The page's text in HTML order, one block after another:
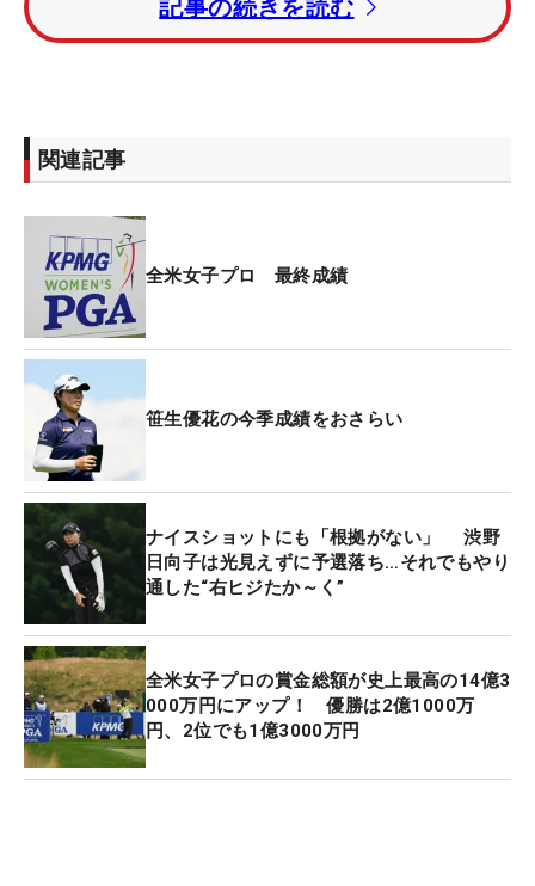
9番終了後に悪天候による中断を挟んだが、再開後
に入れてボギー。1打ビハインドで迎えた17番パー5
でもバーディを奪えず、18番のティに立った。ティ
ェイは狭くなる。だがここで放った一打は、ほかの
選手を圧倒するほどの完ぺきな当たりだった。そこ
から打ち上げで残りは219ヤード。3番ユーティリテ
ィを握った。
ピンは右奥。キャディのディランさんによると、
「カットですこし抑えめでちょうどいい距離」。こ
の2打目がまっすぐ左に飛びバンカーへ。それでも
グリーンに乗ってからは十分なスペースがあるた
め、「外すならOK」だったという。
そこから、あとひと転がりでイーグルという見事な
バンカーショットを見せる。バーディを決めて後続
のイン・ルオニン（中国）を待ったが、ライバルは
最後に2.5メートルを沈めてかわされた。笹生の優勝
は次戦以降に持ち越しとなるも、最後まで見せ場を
つくった。
記事の続きを読む
関連記事
全米女子プロ 最終成績
笹生優花の今季成績をおさらい
ナイスショットにも「根拠がない」 渋野
日向子は光見えずに予選落ち…それでもやり
通した“右ヒジたか～く”
全米女子プロの賞金総額が史上最高の14億3
000万円にアップ！ 優勝は2億1000万
円、2位でも1億3000万円